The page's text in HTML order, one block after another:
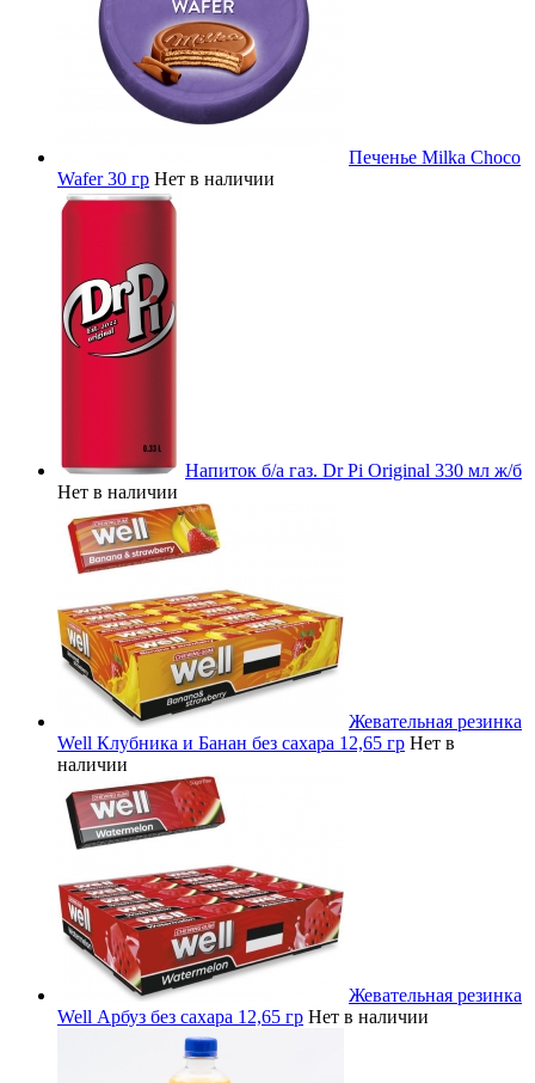
Печенье Milka Choco
Wafer 30 гр Нет в наличии
Напиток б/а газ. Dr Pi Original 330 мл ж/б
Нет в наличии
Жевательная резинка
Well Клубника и Банан без сахара 12,65 гр Нет в
наличии
Жевательная резинка
Well Арбуз без сахара 12,65 гр Нет в наличии